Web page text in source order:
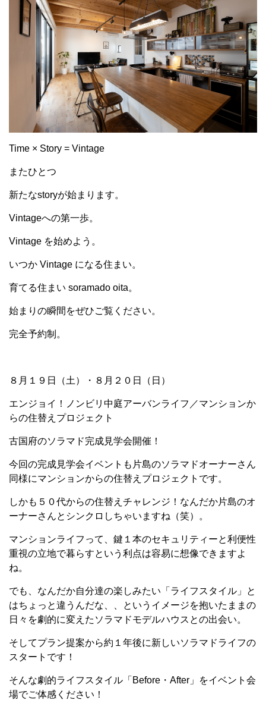
Time × Story = Vintage
またひとつ
新たなstoryが始まります。
Vintageへの第一歩。
Vintage を始めよう。
いつか Vintage になる住まい。
育てる住まい soramado oita。
始まりの瞬間をぜひご覧ください。
完全予約制。
８月１９日（土）・８月２０日（日）
エンジョイ！ノンビリ中庭アーバンライフ／マンションか
らの住替えプロジェクト
古国府のソラマド完成見学会開催！
今回の完成見学会イベントも片島のソラマドオーナーさん
同様にマンションからの住替えプロジェクトです。
しかも５０代からの住替えチャレンジ！なんだか片島のオ
ーナーさんとシンクロしちゃいますね（笑）。
マンションライフって、鍵１本のセキュリティーと利便性
重視の立地で暮らすという利点は容易に想像できますよ
ね。
でも、なんだか自分達の楽しみたい「ライフスタイル」と
はちょっと違うんだな、、というイメージを抱いたままの
日々を劇的に変えたソラマドモデルハウスとの出会い。
そしてプラン提案から約１年後に新しいソラマドライフの
スタートです！
そんな劇的ライフスタイル「Before・After」をイベント会
場でご体感ください！